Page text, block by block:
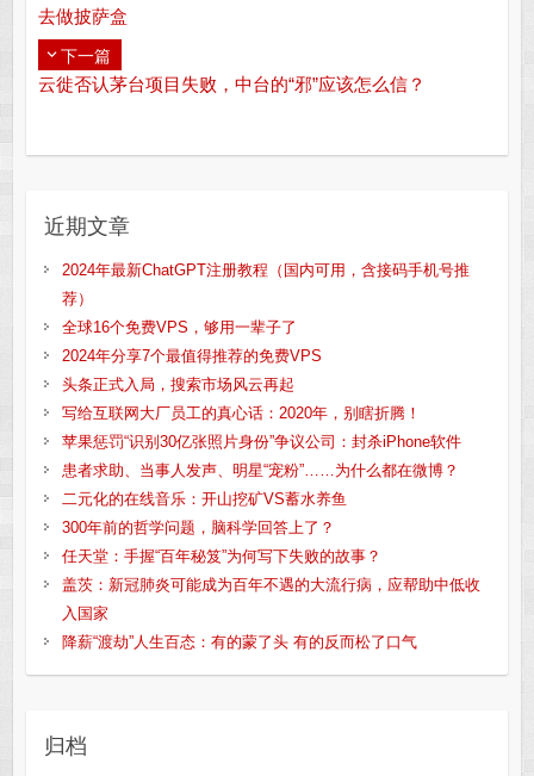
去做披萨盒
下一篇
云徙否认茅台项目失败，中台的“邪”应该怎么信？
近期文章
2024年最新ChatGPT注册教程（国内可用，含接码手机号推
荐）
全球16个免费VPS，够用一辈子了
2024年分享7个最值得推荐的免费VPS
头条正式入局，搜索市场风云再起
写给互联网大厂员工的真心话：2020年，别瞎折腾！
苹果惩罚“识别30亿张照片身份”争议公司：封杀iPhone软件
患者求助、当事人发声、明星“宠粉”……为什么都在微博？
二元化的在线音乐：开山挖矿VS蓄水养鱼
300年前的哲学问题，脑科学回答上了？
任天堂：手握“百年秘笈”为何写下失败的故事？
盖茨：新冠肺炎可能成为百年不遇的大流行病，应帮助中低收
入国家
降薪“渡劫”人生百态：有的蒙了头 有的反而松了口气
归档